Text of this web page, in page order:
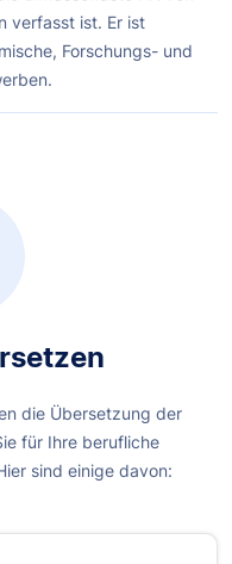
verfasst ist. Er ist
Forschungs- und
die Übersetzung der
für Ihre berufliche
sind einige davon: